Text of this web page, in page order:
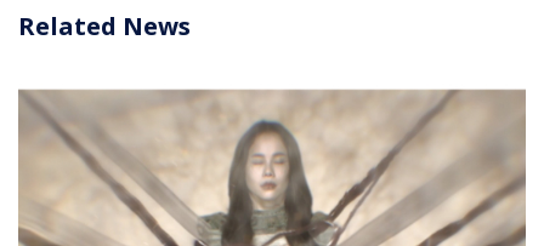
Related News